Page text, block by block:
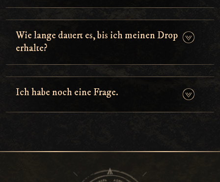
Wie lange dauert es, bis ich meinen Drop
erhalte?
Ich habe noch eine Frage.